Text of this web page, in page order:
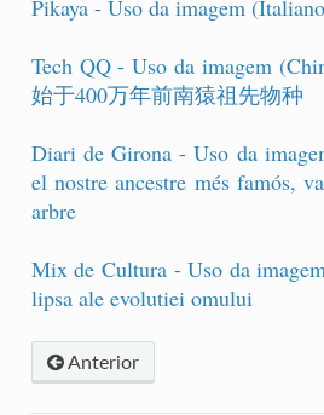
Pikaya - Uso da imagem
Tech QQ - Uso da imagem
始于400万年前南猿祖先物种
Diari de Girona - Uso da
el nostre ancestre més famós,
arbre
Mix de Cultura - Uso da
lipsa ale evolutiei omului
Anterior